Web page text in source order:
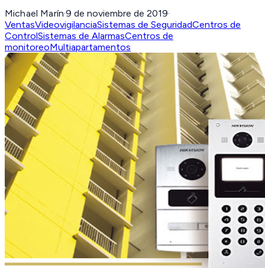
Michael Marín·9 de noviembre de 2019·
VentasVideovigilanciaSistemas de SeguridadCentros de
ControlSistemas de AlarmasCentros de
monitoreoMultiapartamentos